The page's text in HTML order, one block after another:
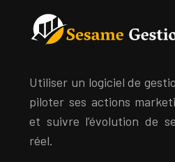
Utiliser un logiciel de
piloter ses actions
et suivre l’évolution de
réel.